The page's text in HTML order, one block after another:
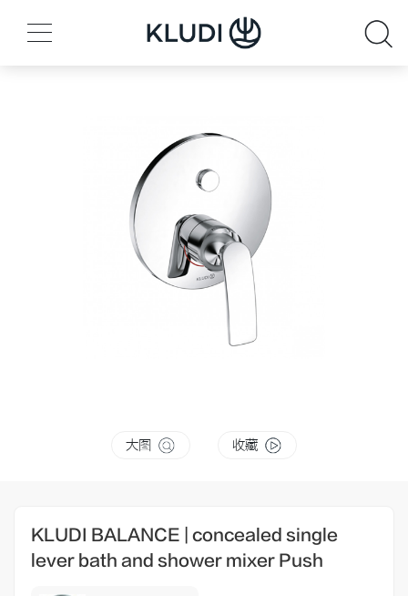
大图 收藏
KLUDI BALANCE | concealed single
lever bath and shower mixer Push